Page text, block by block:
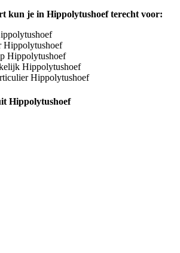
kun je in Hippolytushoef terecht voor:
Hippolytushoef
Hippolytushoef
Hippolytushoef
Hippolytushoef
Hippolytushoef